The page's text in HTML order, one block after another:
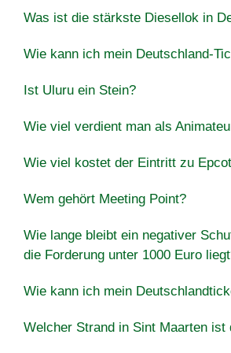
Was ist die stärkste Diesellok in
Wie kann ich mein Deutschland-
Ist Uluru ein Stein?
Wie viel verdient man als
Wie viel kostet der Eintritt zu
Wem gehört Meeting Point?
Wie lange bleibt ein negativer
die Forderung unter 1000 Euro
Wie kann ich mein
Welcher Strand in Sint Maarten ist